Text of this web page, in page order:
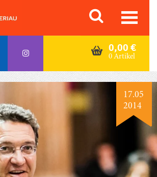
Orac K&S
0,00 €
0 Artikel
17.05
2014